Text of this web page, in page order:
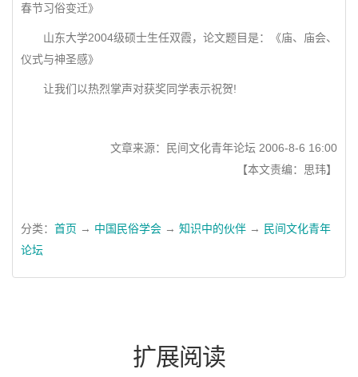
春节习俗变迁》
山东大学2004级硕士生任双霞，论文题目是：《庙、庙会、
仪式与神圣感》
让我们以热烈掌声对获奖同学表示祝贺!
文章来源：民间文化青年论坛 2006-8-6 16:00
【本文责编：思玮】
分类： 首页 → 中国民俗学会 → 知识中的伙伴 → 民间文化青年
论坛
扩展阅读